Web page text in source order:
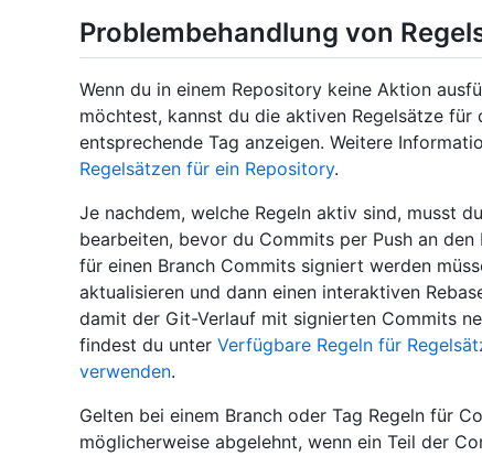
Problembehandlung von
Wenn du in einem Repository keine Aktion
möchtest, kannst du die aktiven Regelsätze für
entsprechende Tag anzeigen. Weitere
Regelsätzen für ein Repository.
Je nachdem, welche Regeln aktiv sind, musst
bearbeiten, bevor du Commits per Push an
für einen Branch Commits signiert werden
aktualisieren und dann einen interaktiven
damit der Git-Verlauf mit signierten Commits
findest du unter Verfügbare Regeln für
verwenden.
Gelten bei einem Branch oder Tag Regeln für
möglicherweise abgelehnt, wenn ein Teil der